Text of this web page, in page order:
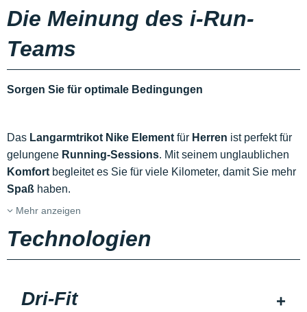
Die Meinung des i-Run-
Teams
Sorgen Sie für optimale Bedingungen
Das Langarmtrikot Nike Element für Herren ist perfekt für
gelungene Running-Sessions. Mit seinem unglaublichen
Komfort begleitet es Sie für viele Kilometer, damit Sie mehr
Spaß haben.
Mehr anzeigen
Technologien
Dri-Fit